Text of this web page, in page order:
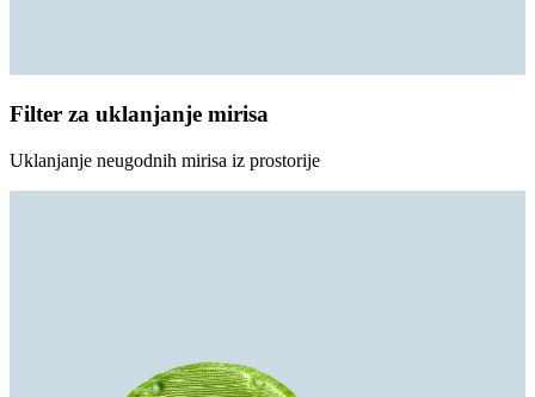
Filter za uklanjanje mirisa
Uklanjanje neugodnih mirisa iz prostorije